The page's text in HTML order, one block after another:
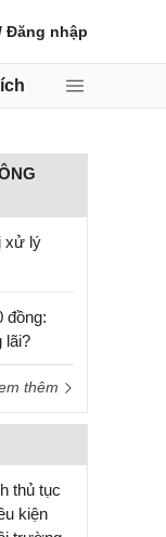
Đăng nhập
xử lý
đồng:
lãi?
thêm
thủ tục
kiện